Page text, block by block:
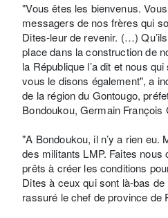
"Vous êtes les bienvenus.
messagers de nos frères qui
Dites-leur de revenir. (…)
place dans la construction de
la République l’a dit et nous
vous le disons également", a
de la région du Gontougo,
Bondoukou, Germain François
"A Bondoukou, il n’y a rien eu.
des militants LMP. Faites
prêts à créer les conditions
Dites à ceux qui sont là-bas
rassuré le chef de province de